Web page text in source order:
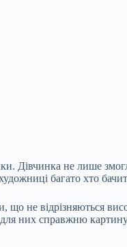
Дівчинка не лише
багато хто
що не відрізняються
для них справжню